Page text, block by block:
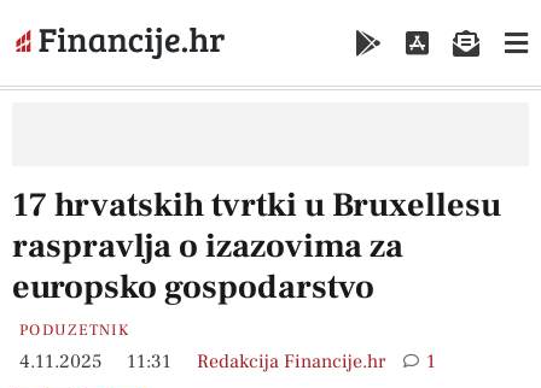
17 hrvatskih tvrtki u Bruxellesu
raspravlja o izazovima za
europsko gospodarstvo
PODUZETNIK
4.11.2025 11:31 Redakcija Financije.hr 1